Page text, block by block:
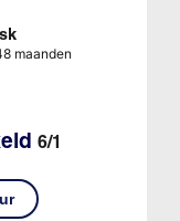
maanden
6/1